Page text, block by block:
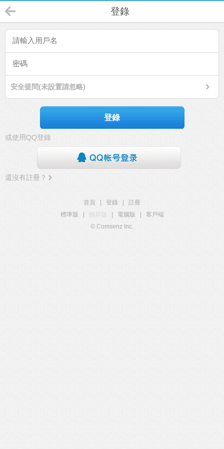
登錄
安全提問(未設置請忽略)
登錄
或使用QQ登錄
還沒有註冊？
首頁 登錄
註冊
標準版
觸屏版 電腦版
客戶端
© Comsenz Inc.